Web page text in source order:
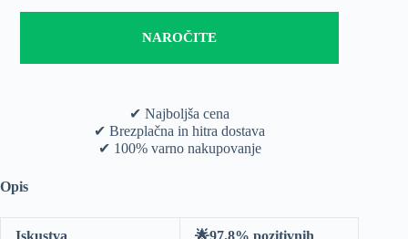
NAROČITE
✔ Najboljša cena
✔ Brezplačna in hitra dostava
✔ 100% varno nakupovanje
Opis
Iskustva 🌟97.8% pozitivnih